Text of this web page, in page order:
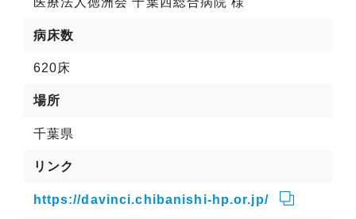
病床数
620床
場所
千葉県
リンク
https://davinci.chibanishi-hp.or.jp/